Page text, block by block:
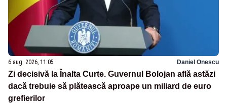
6 aug. 2026, 11:05 Daniel Onescu
Zi decisivă la Înalta Curte. Guvernul Bolojan află astăzi
dacă trebuie să plătească aproape un miliard de euro
grefierilor